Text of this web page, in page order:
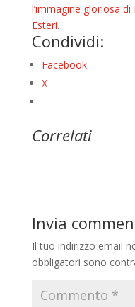
l’immagine gloriosa di
Esteri.
Condividi:
Facebook
X
Correlati
Invia
Il tuo indirizzo email
obbligatori sono